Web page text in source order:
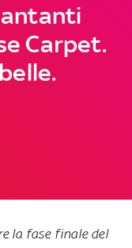
Carpet.
la fase finale del